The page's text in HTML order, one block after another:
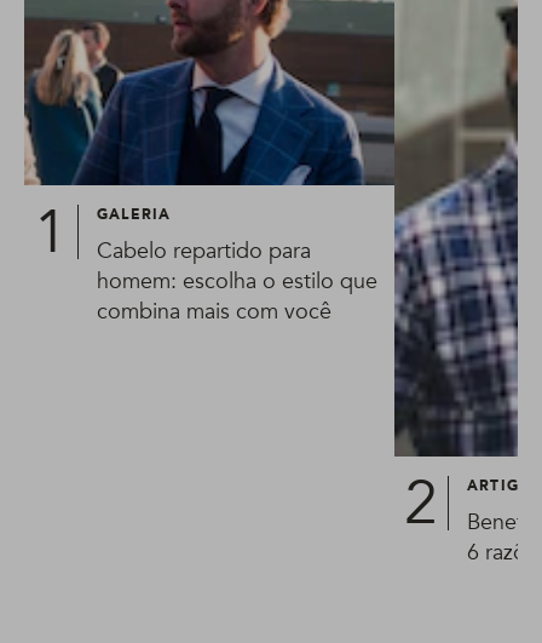
GALERIA
Cabelo repartido para
homem: escolha o estilo que
combina mais com você
ARTIGO
6